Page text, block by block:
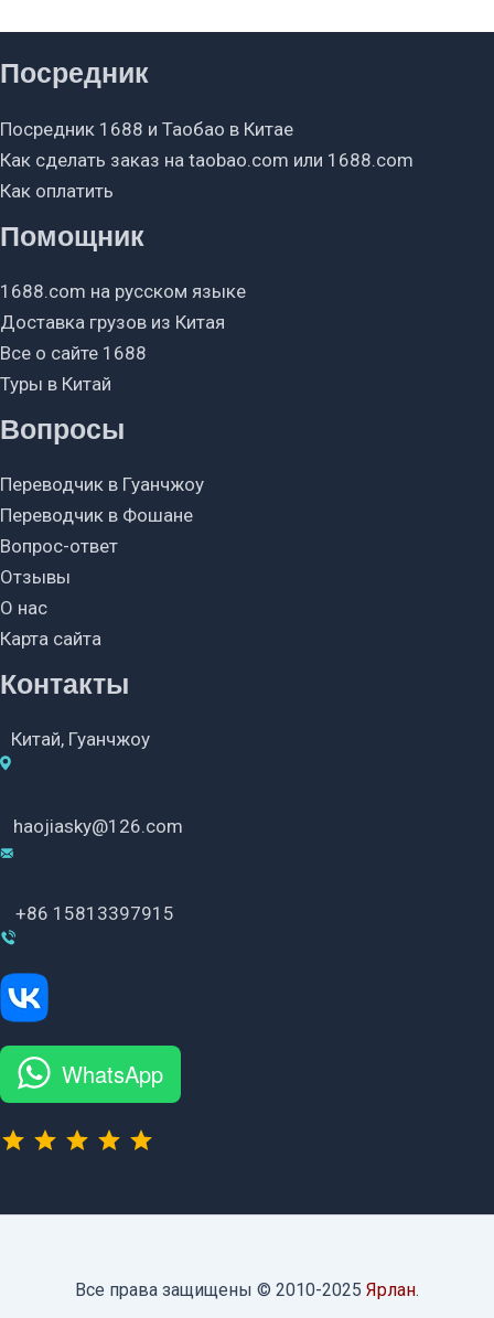
Посредник
Посредник 1688 и Таобао в Китае
Как сделать заказ на taobao.com или 1688.com
Как оплатить
Помощник
1688.com на русском языке
Доставка грузов из Китая
Все о сайте 1688
Туры в Китай
Вопросы
Переводчик в Гуанчжоу
Переводчик в Фошане
Вопрос-ответ
Отзывы
О нас
Карта сайта
Контакты
Китай, Гуанчжоу
haojiasky@126.com
+86 15813397915
WhatsApp
⭐ ⭐
Все права защищены © 2010-2025 Ярлан.